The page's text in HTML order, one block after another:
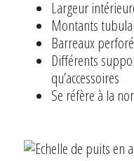
Largeur
Montants
Barreaux
Différents
qu’accessoires
Se réfère à la